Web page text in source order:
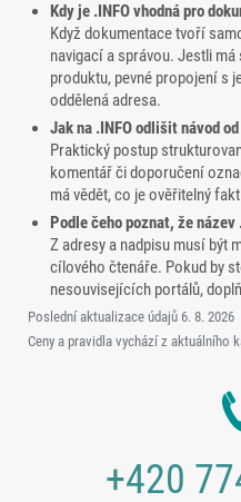
Kdy je .INFO vhodná pro
Když dokumentace tvoří
navigací a správou. Jestli
produktu, pevné propojení s
oddělená adresa.
Jak na .INFO odlišit návod
Praktický postup
komentář či doporučení
má vědět, co je ověřitelný
Podle čeho poznat, že
Z adresy a nadpisu musí být
cílového čtenáře. Pokud by
nesouvisejících portálů,
Poslední aktualizace údajů 6. 8. 2026
Ceny a pravidla vychází z aktuálního
+420